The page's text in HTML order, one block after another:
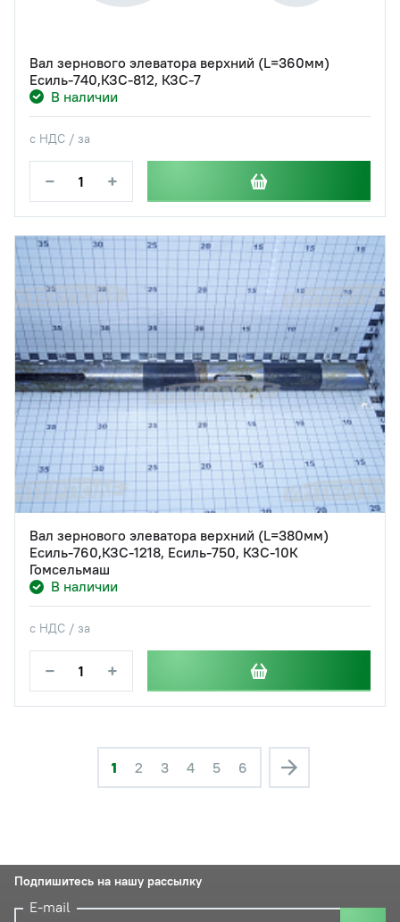
Вал зернового элеватора верхний (L=360мм)
Есиль-740,КЗС-812, КЗС-7
В наличии
с НДС / за
− +
Вал зернового элеватора верхний (L=380мм)
Есиль-760,КЗС-1218, Есиль-750, КЗС-10К
Гомсельмаш
В наличии
с НДС / за
− +
1 2 3 4 5 6
Подпишитесь на нашу рассылку
E-mail